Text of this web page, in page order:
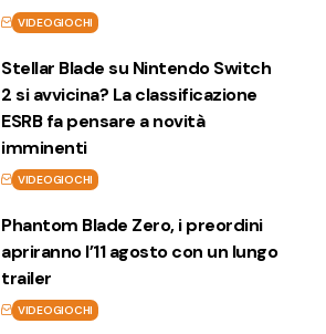
VIDEOGIOCHI
Stellar Blade su Nintendo Switch
2 si avvicina? La classificazione
ESRB fa pensare a novità
imminenti
VIDEOGIOCHI
Phantom Blade Zero, i preordini
apriranno l’11 agosto con un lungo
trailer
VIDEOGIOCHI